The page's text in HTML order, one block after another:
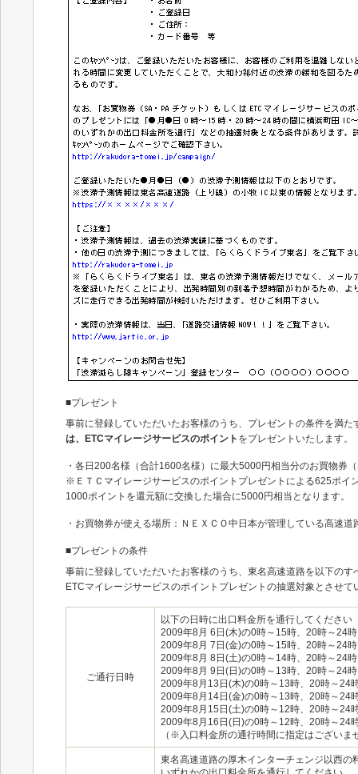
■プレゼント
事前に登録していただいたお客様のうち、プレゼントの条件を満
は、ETCマイレージサービスのポイント をプレゼントいたします。
・各日200名様（合計1600名様）に最大5000円相当分のお買物券
※ＥＴＣマイレージサービスのポイントプレゼントによる625ポイ
1000ポイントを還元額に交換した場合に5000円相当となります。
・お買物券が使える場所：ＮＥＸＣＯ中日本が管理している高速
■プレゼントの条件
事前に登録していただいたお客様のうち、東名高速道路を以下の
ETCマイレージサービスのポイントプレゼントの抽選対象とさせて
ご通行日時
以下の日時に出口料金所を通行してください
2009年8月 6日(木)の0時～15時、20時～24時
2009年8月 7日(金)の0時～15時、20時～24時
2009年8月 8日(土)の0時～14時、20時～24時
2009年8月 9日(日)の0時～13時、20時～24時
2009年8月13日(木)の0時～13時、20時～24
2009年8月14日(金)の0時～13時、20時～24
2009年8月15日(土)の0時～12時、20時～24
2009年8月16日(日)の0時～12時、20時～24
（※入口料金所の通行時間に指定はございま
東名高速道路の厚木インターチェンジ以西